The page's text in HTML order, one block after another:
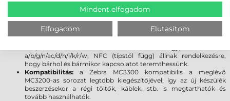
a Gorilla Glass kijelző növeli a szkenner tartósságát,
továbbá meggátolja a karcolások kialakulását. A sérülésekre
gyakorlatilag érzéketlen üveg törés vagy karcolódás nélkül
ellenáll a leggyakoribb leejtéseknek.
a/b/g/n/ac/d/h/i/k/r/w; NFC (típstól függ) állnak rendelkezésre,
hogy bárhol és bármikor kapcsolatot teremthessünk.
Kompatibilitás: a Zebra MC3300 kompatibilis a meglévő
MC3200-as sorozat legtöbb kiegészítőjével, így az új készülék
beszerzésekor a régi töltők, káblek, stb. is megtarthatók és
tovább használhatók.
Mindent elfogadom
Elfogadom Elutasítom